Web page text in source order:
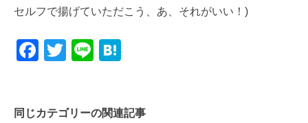
セルフで揚げていただこう、あ、それがいい！)
Facebook
Twitter
Line
同じカテゴリーの関連記事